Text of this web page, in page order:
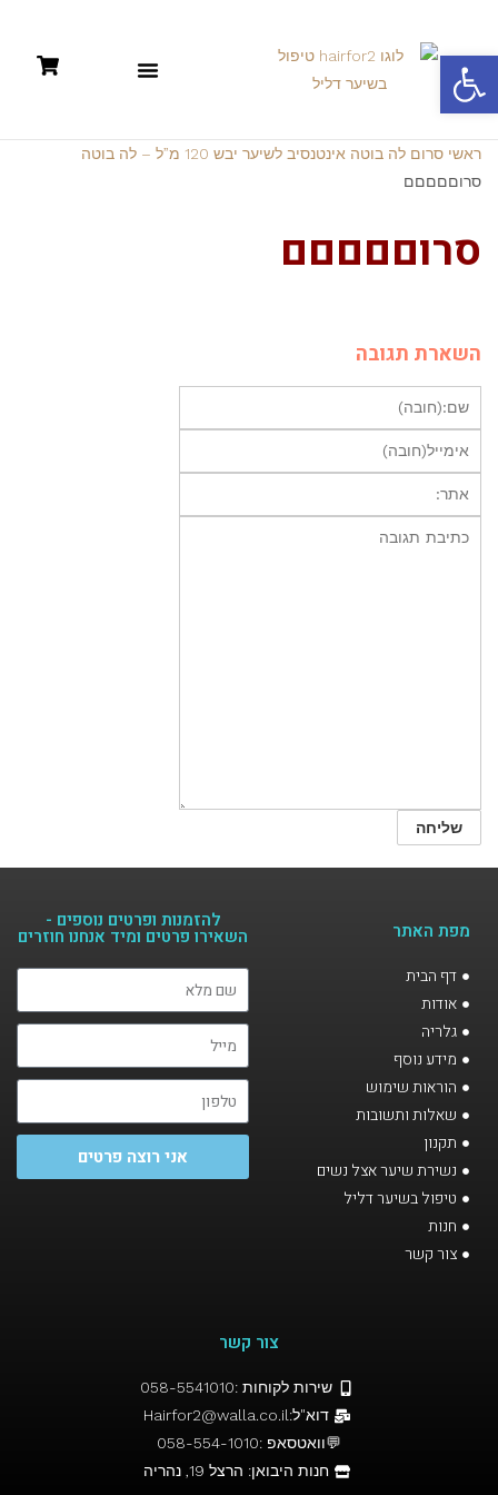
ראשי סרום לה בוטה אינטנסיב לשיער יבש 120 מ”ל – לה בוטה
סרוםםםםם
סרוםםםםם
השארת תגובה
מפת האתר
דף הבית
אודות
גלריה
מידע נוסף
הוראות שימוש
שאלות ותשובות
תקנון
נשירת שיער אצל נשים
טיפול בשיער דליל
חנות
צור קשר
להזמנות ופרטים נוספים -
השאירו פרטים ומיד אנחנו חוזרים​
אני רוצה פרטים
צור קשר
שירות לקוחות :058-5541010
דוא"ל:Hairfor2@walla.co.il
💬וואטסאפ :058-554-1010
חנות היבואן: הרצל 19, נהריה
פתח סרגל נגישות